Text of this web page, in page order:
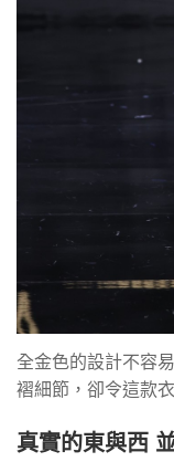
全金色的設計不容
褶細節，卻令這款
真實的東與西